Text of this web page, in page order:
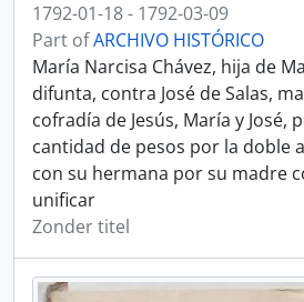
1792-01-18 - 1792-03-09
Part ofARCHIVO HISTÓRICO
María Narcisa Chávez, hija de
difunta, contra José de Salas,
cofradía de Jesús, María y José,
cantidad de pesos por la doble
con su hermana por su madre
unificar
Zonder titel